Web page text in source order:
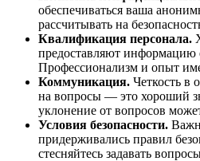
обеспечиваться ваша
рассчитывать на
Квалификация персонала.
предоставляют информацию
Профессионализм и опыт
Коммуникация. Четкость в
на вопросы — это хороший
уклонение от вопросов
Условия безопасности.
придерживались правил
стесняйтесь задавать